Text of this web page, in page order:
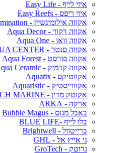
איזי לייף - Easy Life
איזי ריפס - Easy Reefs
אקווה אילומינשיין - AI Aqua Illumination
אקווה דקור - Aqua Decor
אקווה וואן - Aqua One
אקווה סנטר - AQUA CENTER
אקווה פורסט - Aqua Forest
אקווה קרמיק - Aqua Ceramic
אקווטיקס - Aquatix
אקווריסטיק - Aquaristic
אקוטק מרין - ECOTECH MARINE
ארקה - ARKA
באבל מגוס - Bubble Magus
בלו לייף -BLUE LIFE
ברייטוול - Brightwell
גי אייץ אל - GHL
גרוטק - GroTech